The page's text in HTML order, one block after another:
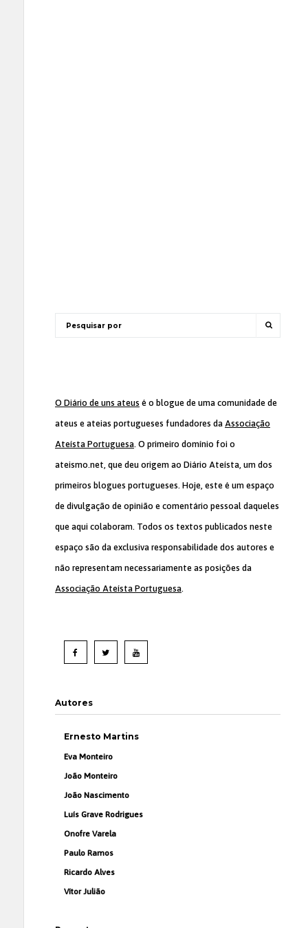
O Diário de uns ateus é o blogue de uma comunidade de
ateus e ateias portugueses fundadores da Associação
Ateísta Portuguesa. O primeiro domínio foi o
ateismo.net, que deu origem ao Diário Ateísta, um dos
primeiros blogues portugueses. Hoje, este é um espaço
de divulgação de opinião e comentário pessoal daqueles
que aqui colaboram. Todos os textos publicados neste
espaço são da exclusiva responsabilidade dos autores e
não representam necessariamente as posições da
Associação Ateísta Portuguesa.
Autores
Ernesto Martins
Eva Monteiro
João Monteiro
João Nascimento
Luís Grave Rodrigues
Onofre Varela
Paulo Ramos
Ricardo Alves
Vítor Julião